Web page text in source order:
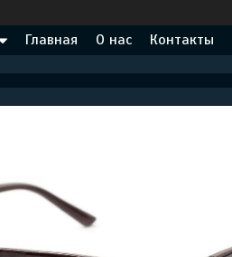
Главная О нас Контакты